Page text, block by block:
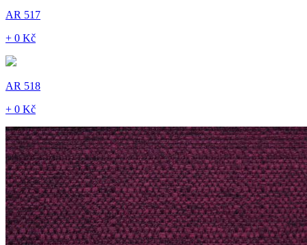
AR 517
+ 0 Kč
AR 518
+ 0 Kč